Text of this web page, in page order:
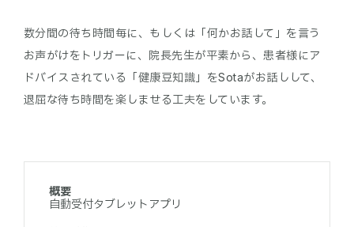
数分間の待ち時間毎に、もしくは「何かお話して」を言う
お声がけをトリガーに、院長先生が平素から、患者様にア
ドバイスされている「健康豆知識」をSotaがお話しして、
概要
自動受付タブレットアプリ